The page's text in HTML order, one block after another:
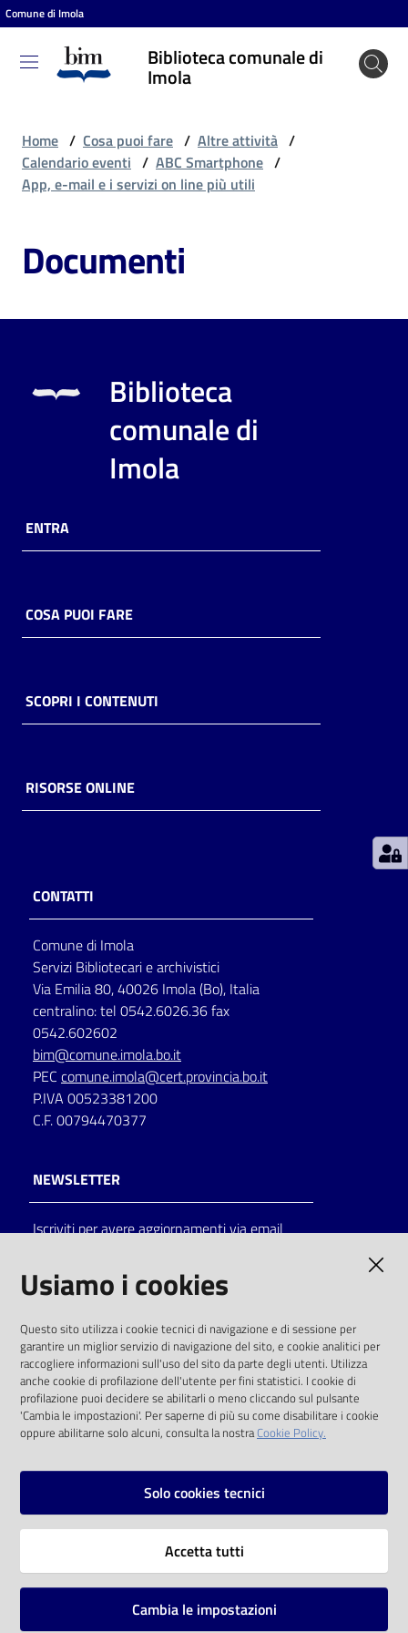
Vai al contenuto
Vai alla navigazione
Vai al footer
Comune di Imola
Biblioteca comunale di
Imola
Biblioteca
comunale
Cosa
fare
Scopri
online
Piani
Decentrate
Seguici
su
on line
Eventi
Chiedi al
bibliotecario
Avvisi
Home / Cosa puoi fare / Altre attività /
Calendario eventi / ABC Smartphone /
App, e-mail e i servizi on line più utili
Documenti
Biblioteca
comunale di
Imola
ENTRA
COSA PUOI FARE
SCOPRI I CONTENUTI
RISORSE ONLINE
CONTATTI
Comune di Imola
Servizi Bibliotecari e archivistici
Via Emilia 80, 40026 Imola (Bo), Italia
centralino: tel 0542.6026.36 fax
0542.602602
bim@comune.imola.bo.it
PEC comune.imola@cert.provincia.bo.it
P.IVA 00523381200
C.F. 00794470377
NEWSLETTER
Iscriviti per avere aggiornamenti via email
solo alle condizioni previste dalla direttiva
comunitaria 2003/98/CE e dal d.lgs. 36/2006
SOCIAL
Instagram
Vai alla pagina
Usiamo i cookies
Questo sito utilizza i cookie tecnici di navigazione e di sessione per
garantire un miglior servizio di navigazione del sito, e cookie analitici per
raccogliere informazioni sull'uso del sito da parte degli utenti. Utilizza
anche cookie di profilazione dell'utente per fini statistici. I cookie di
profilazione puoi decidere se abilitarli o meno cliccando sul pulsante
'Cambia le impostazioni'. Per saperne di più su come disabilitare i cookie
oppure abilitarne solo alcuni, consulta la nostraCookie Policy.
Solo cookies tecnici
Accetta tutti
Cambia le impostazioni